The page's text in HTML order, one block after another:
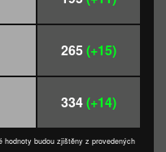
265(+15)
334(+14)
budou zjištěny z provedených